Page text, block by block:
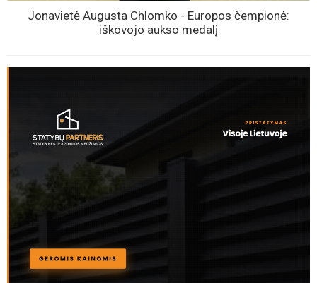
Jonavietė Augusta Chlomko - Europos čempionė:
iškovojo aukso medalį